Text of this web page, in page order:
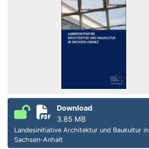
Download
3.85 MB
Landesinitiative Architektur und Baukultur in
Sachsen-Anhalt